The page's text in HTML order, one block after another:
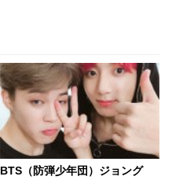
BTS（防弾少年団）ジョング